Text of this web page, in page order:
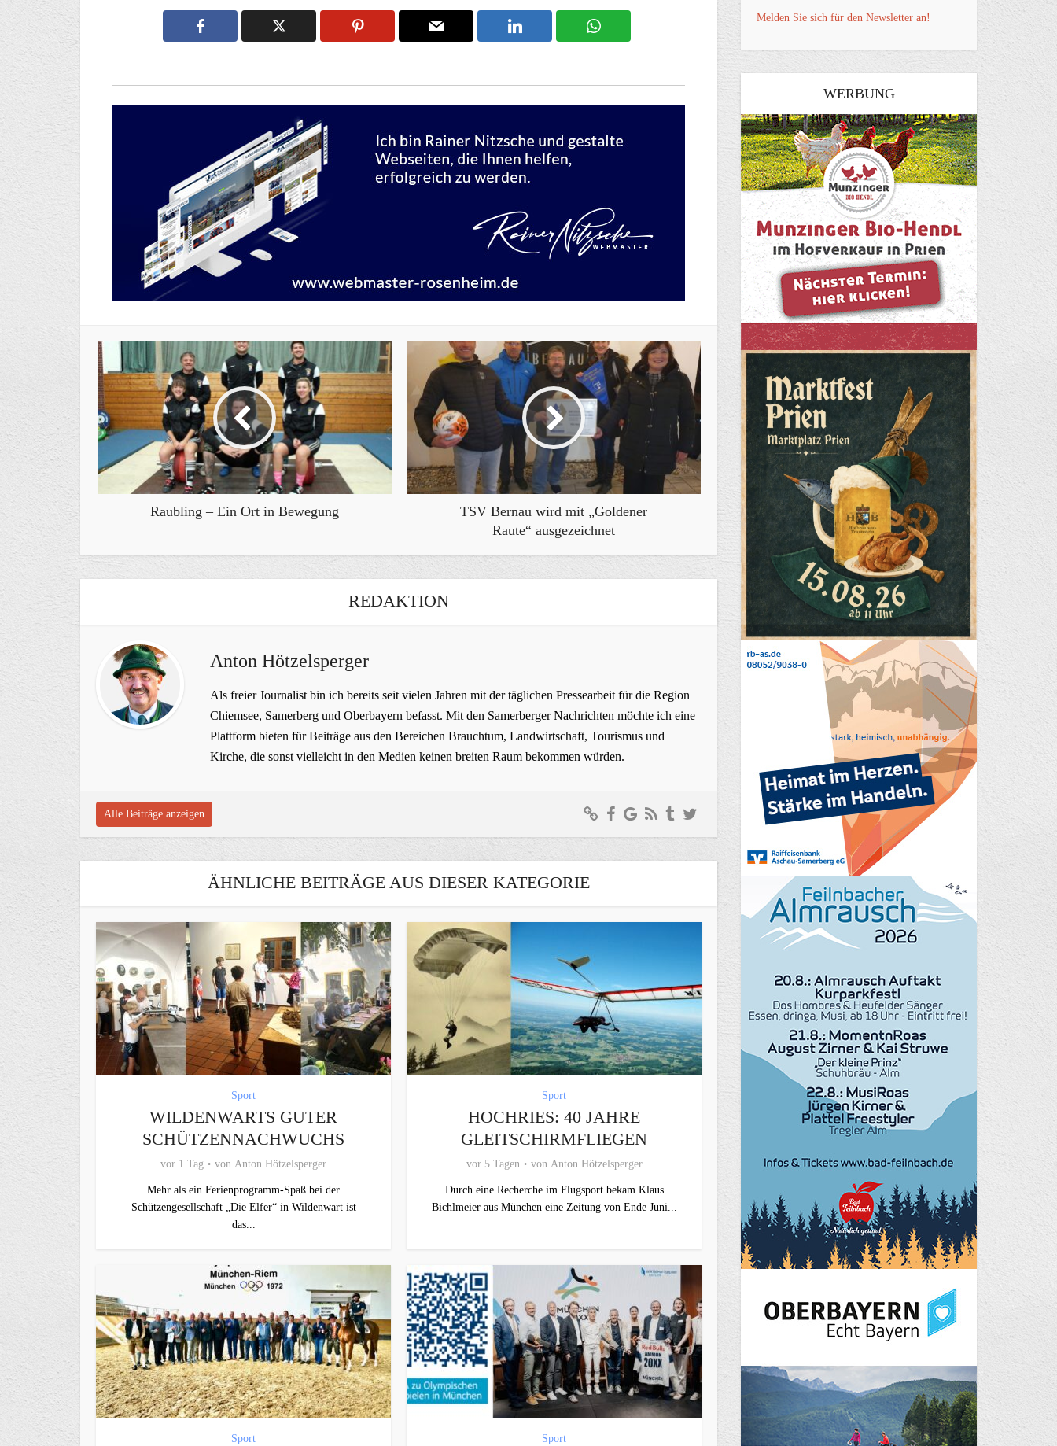
Raubling – Ein Ort in Bewegung
TSV Bernau wird mit „Goldener
Raute“ ausgezeichnet
REDAKTION
Anton Hötzelsperger
Als freier Journalist bin ich bereits seit vielen Jahren mit der täglichen Pressearbeit für die Region
Chiemsee, Samerberg und Oberbayern befasst. Mit den Samerberger Nachrichten möchte ich eine
Plattform bieten für Beiträge aus den Bereichen Brauchtum, Landwirtschaft, Tourismus und
Kirche, die sonst vielleicht in den Medien keinen breiten Raum bekommen würden.
Alle Beiträge anzeigen
ÄHNLICHE BEITRÄGE AUS DIESER KATEGORIE
Sport
WILDENWARTS GUTER
SCHÜTZENNACHWUCHS
vor 1 Tag von Anton Hötzelsperger
Mehr als ein Ferienprogramm-Spaß bei der
Schützengesellschaft „Die Elfer“ in Wildenwart ist
das...
Sport
HOCHRIES: 40 JAHRE
GLEITSCHIRMFLIEGEN
vor 5 Tagen von Anton Hötzelsperger
Durch eine Recherche im Flugsport bekam Klaus
Bichlmeier aus München eine Zeitung von Ende Juni...
Sport Sport
Melden Sie sich für den Newsletter an!
WERBUNG